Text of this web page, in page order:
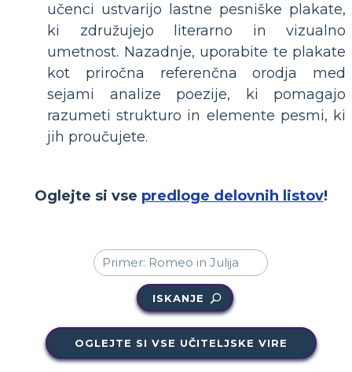
učenci ustvarijo lastne pesniške plakate,
ki združujejo literarno in vizualno
umetnost. Nazadnje, uporabite te plakate
kot priročna referenčna orodja med
sejami analize poezije, ki pomagajo
razumeti strukturo in elemente pesmi, ki
jih proučujete.
Oglejte si vse predloge delovnih listov!
ISKANJE
OGLEJTE SI VSE UČITELJSKE VIRE